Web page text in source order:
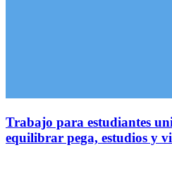
Trabajo para estudiantes
equilibrar pega, estudios y